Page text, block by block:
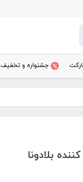
جشنواره و تخفیف
بلادونا